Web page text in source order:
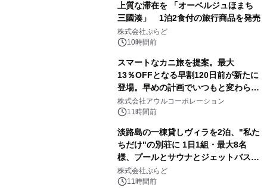
上質な滞在を 「オーベルジュほまち
三國湊」 1泊2食付の旅行商品を発売
株式会社ぷらど
10時間前
スマートなカニ旅を提案。最大
13％OFFとなる早割120日前が新たに
登場。早めの計画でいつもと変わらぬ
大人の冬旅を。ー夕日ヶ浦温泉「佳松
苑 別邸ふうか」ー
株式会社アウルコーポレーション
11時間前
淡路島の一棟貸しヴィラを2泊、"私た
ちだけ"の別荘に 1日1組・最大8名
様、プールとサウナとジェットバス付
きで Villa Mon Temps AWAJIの連泊
素泊りプラン
株式会社ぷらど
11時間前